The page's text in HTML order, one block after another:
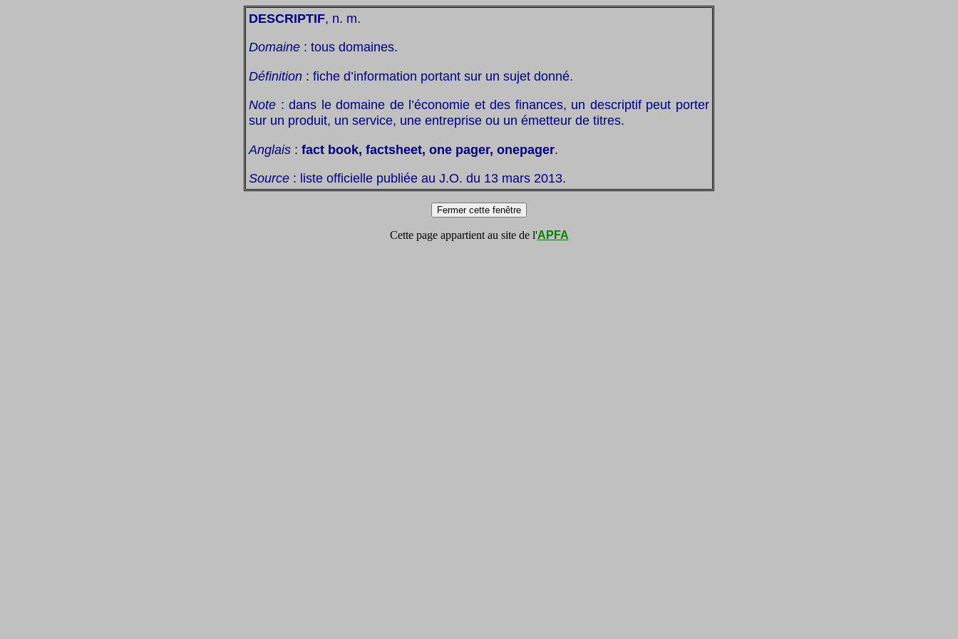
DESCRIPTIF, n. m.
Domaine : tous domaines.
Définition : fiche d’information portant sur un sujet donné.
Note : dans le domaine de l’économie et des finances, un descriptif peut porter
sur un produit, un service, une entreprise ou un émetteur de titres.
Anglais : fact book, factsheet, one pager, onepager.
Source : liste officielle publiée au J.O. du 13 mars 2013.
Cette page appartient au site de l'APFA